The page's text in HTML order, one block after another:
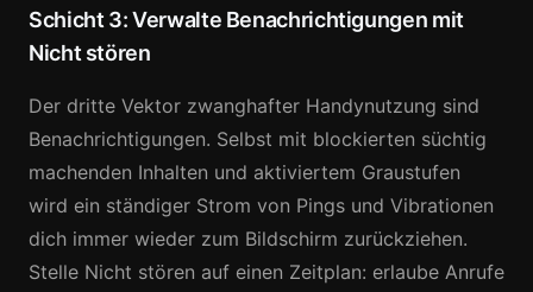
Schicht 3: Verwalte Benachrichtigungen mit
Nicht stören
Der dritte Vektor zwanghafter Handynutzung sind
Benachrichtigungen. Selbst mit blockierten süchtig
machenden Inhalten und aktiviertem Graustufen
wird ein ständiger Strom von Pings und Vibrationen
dich immer wieder zum Bildschirm zurückziehen.
Stelle Nicht stören auf einen Zeitplan: erlaube Anrufe